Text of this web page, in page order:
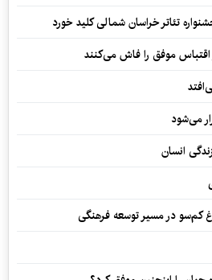
تئاتر خراسان شمالی کلید خورد
اقتباس موفق را فاش می‌کنند
می‌شود
انسان
کم‌سو در مسیر توسعه فرهنگی